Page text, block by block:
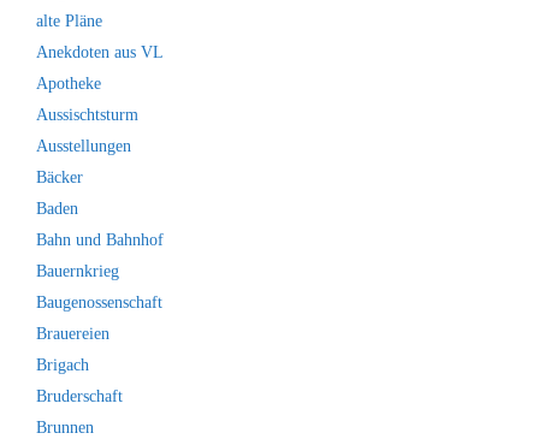
alte Pläne
Anekdoten aus VL
Apotheke
Aussischtsturm
Ausstellungen
Bäcker
Baden
Bahn und Bahnhof
Bauernkrieg
Baugenossenschaft
Brauereien
Brigach
Bruderschaft
Brunnen